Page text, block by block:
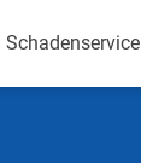
Schadenservice